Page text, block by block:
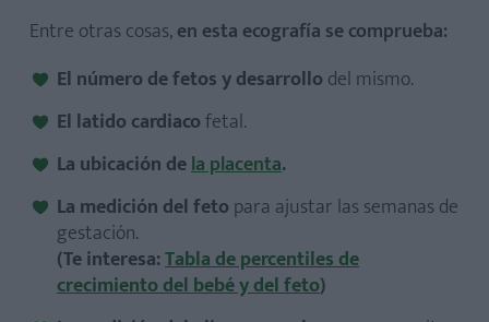
Entre otras cosas,en esta ecografía se comprueba:
El número de fetos y desarrollo del mismo.
El latido cardiacofetal.
La ubicación dela placenta.
La medición del feto para ajustar las semanas de
gestación.
(Te interesa:Tabla de percentiles de
crecimiento del bebé y del feto)